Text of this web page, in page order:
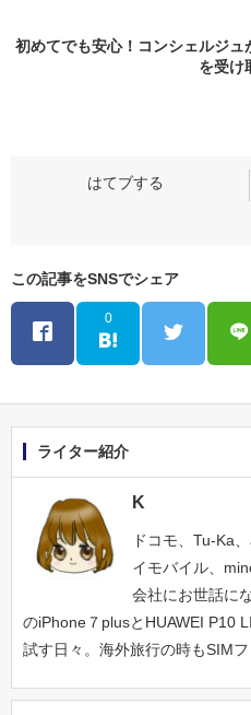
初めてでも安心！コンシェルジ
を受け
この記事をSNSでシェア
0
ライター紹介
K
ドコモ、Tu-Ka
イモバイル、
会社にお世話に
のiPhone７plusとHUAWEI P10
試す日々。海外旅行の時もSIM